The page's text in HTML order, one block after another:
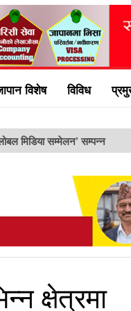
विशेष विविध
मिडिया सम्मेलन’ सम्पन्न
क्षेत्रमा